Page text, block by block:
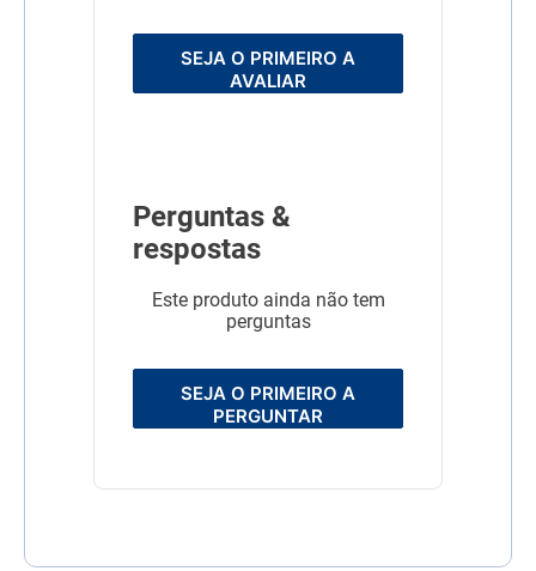
SEJA O PRIMEIRO A
AVALIAR
Perguntas &
respostas
Este produto ainda não tem
perguntas
SEJA O PRIMEIRO A
PERGUNTAR